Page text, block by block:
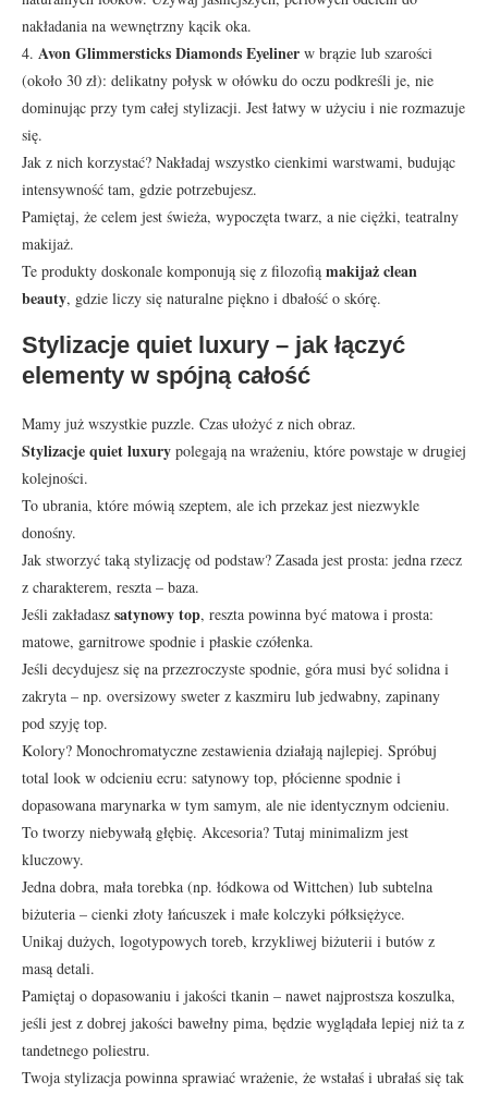
nakładania na wewnętrzny kącik oka.
4. Avon Glimmersticks Diamonds Eyeliner w brązie lub szarości
(około 30 zł): delikatny połysk w ołówku do oczu podkreśli je, nie
dominując przy tym całej stylizacji. Jest łatwy w użyciu i nie rozmazuje
się.
Jak z nich korzystać? Nakładaj wszystko cienkimi warstwami, budując
intensywność tam, gdzie potrzebujesz.
Pamiętaj, że celem jest świeża, wypoczęta twarz, a nie ciężki, teatralny
makijaż.
Te produkty doskonale komponują się z filozofią makijaż clean
beauty, gdzie liczy się naturalne piękno i dbałość o skórę.
Stylizacje quiet luxury – jak łączyć
elementy w spójną całość
Mamy już wszystkie puzzle. Czas ułożyć z nich obraz.
Stylizacje quiet luxury polegają na wrażeniu, które powstaje w drugiej
kolejności.
To ubrania, które mówią szeptem, ale ich przekaz jest niezwykle
donośny.
Jak stworzyć taką stylizację od podstaw? Zasada jest prosta: jedna rzecz
z charakterem, reszta – baza.
Jeśli zakładasz satynowy top, reszta powinna być matowa i prosta:
matowe, garnitrowe spodnie i płaskie czółenka.
Jeśli decydujesz się na przezroczyste spodnie, góra musi być solidna i
zakryta – np. oversizowy sweter z kaszmiru lub jedwabny, zapinany
pod szyję top.
Kolory? Monochromatyczne zestawienia działają najlepiej. Spróbuj
total look w odcieniu ecru: satynowy top, płócienne spodnie i
dopasowana marynarka w tym samym, ale nie identycznym odcieniu.
To tworzy niebywałą głębię. Akcesoria? Tutaj minimalizm jest
kluczowy.
Jedna dobra, mała torebka (np. łódkowa od Wittchen) lub subtelna
biżuteria – cienki złoty łańcuszek i małe kolczyki półksiężyce.
Unikaj dużych, logotypowych toreb, krzykliwej biżuterii i butów z
masą detali.
Pamiętaj o dopasowaniu i jakości tkanin – nawet najprostsza koszulka,
jeśli jest z dobrej jakości bawełny pima, będzie wyglądała lepiej niż ta z
tandetnego poliestru.
Twoja stylizacja powinna sprawiać wrażenie, że wstałaś i ubrałaś się tak